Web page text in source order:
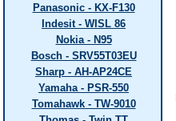
Panasonic - KX-F130
Indesit - WISL 86
Nokia - N95
Bosch - SRV55T03EU
Sharp - AH-AP24CE
Yamaha - PSR-550
Tomahawk - TW-9010